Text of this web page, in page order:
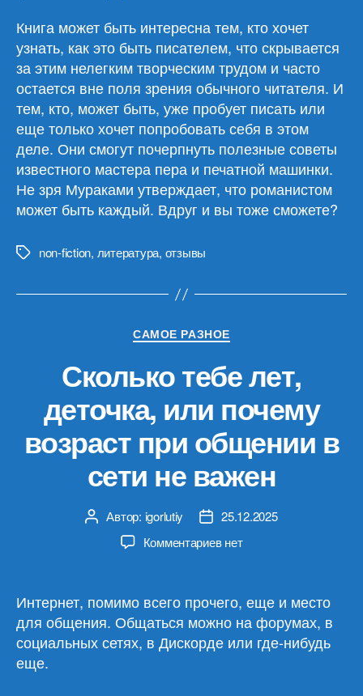
Книга может быть интересна тем, кто хочет
узнать, как это быть писателем, что скрывается
за этим нелегким творческим трудом и часто
остается вне поля зрения обычного читателя. И
тем, кто, может быть, уже пробует писать или
еще только хочет попробовать себя в этом
деле. Они смогут почерпнуть полезные советы
известного мастера пера и печатной машинки.
Не зря Мураками утверждает, что романистом
может быть каждый. Вдруг и вы тоже сможете?
Меткиnon-fiction, литература, отзывы
Рубрики
САМОЕ РАЗНОЕ
Сколько тебе лет,
деточка, или почему
возраст при общении в
сети не важен
Автор
записи
Автор: igorlutiy
Дата25.12.2025
Комментариевк
лет,
деточка,
или
нет
Интернет, помимо всего прочего, еще и место
для общения. Общаться можно на форумах, в
социальных сетях, в Дискорде или где-нибудь
еще.